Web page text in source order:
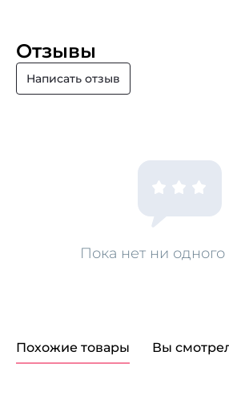
Отзывы
Написать отзыв
Пока нет ни одного
Похожие товары Вы